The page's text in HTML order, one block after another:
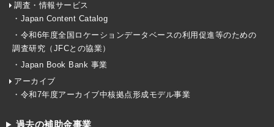
調査・情報サービス
・Japan Content Catalog
・令和6年度全国ロケーションデータベースの利用促進等のための
調査研究（JFCとの協業）
・Japan Book Bank 事業
アーカイブ
・令和7年度アーカイブ中核拠点形成モデル事業
過去の補助金事業